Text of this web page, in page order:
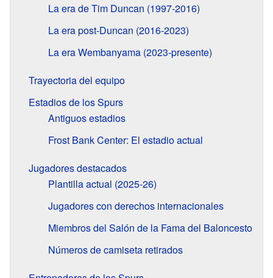
La era de Tim Duncan (1997-2016)
La era post-Duncan (2016-2023)
La era Wembanyama (2023-presente)
Trayectoria del equipo
Estadios de los Spurs
Antiguos estadios
Frost Bank Center: El estadio actual
Jugadores destacados
Plantilla actual (2025-26)
Jugadores con derechos internacionales
Miembros del Salón de la Fama del Baloncesto
Números de camiseta retirados